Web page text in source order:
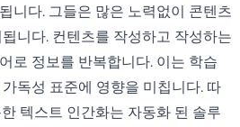
니다. 그들은 많은 노력없이 콘텐츠
니다. 컨텐츠를 작성하고 작성하는
로 정보를 반복합니다. 이는 학습
독성 표준에 영향을 미칩니다. 따
텍스트 인간화는 자동화 된 솔루